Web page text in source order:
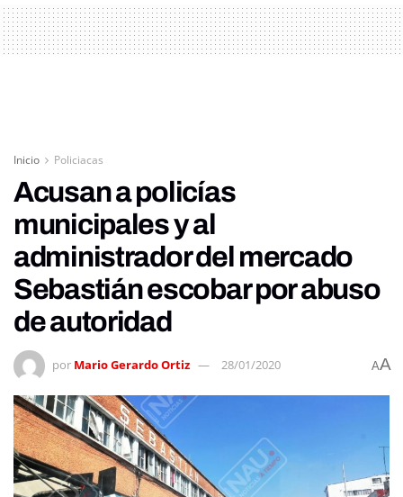
Inicio Policiacas
Acusan a policías
municipales y al
administrador del mercado
Sebastián escobar por abuso
de autoridad
por Mario Gerardo Ortiz 28/01/2020 AA